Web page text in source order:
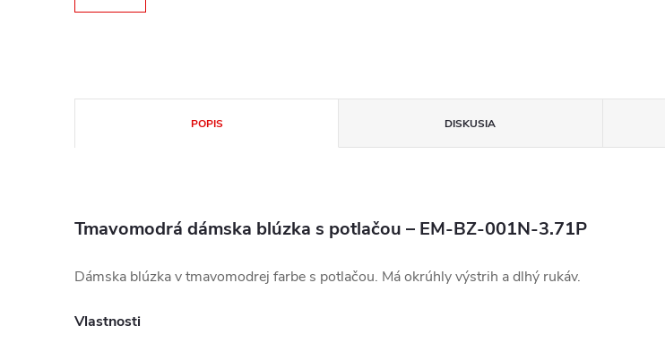
POPIS DISKUSIA
Tmavomodrá dámska blúzka s potlačou – EM-BZ-001N-3.71P
Dámska blúzka v tmavomodrej farbe s potlačou. Má okrúhly výstrih a dlhý rukáv.
Vlastnosti